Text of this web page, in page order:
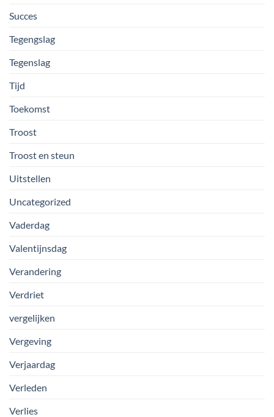
Succes
Tegengslag
Tegenslag
Tijd
Toekomst
Troost
Troost en steun
Uitstellen
Uncategorized
Vaderdag
Valentijnsdag
Verandering
Verdriet
vergelijken
Vergeving
Verjaardag
Verleden
Verlies